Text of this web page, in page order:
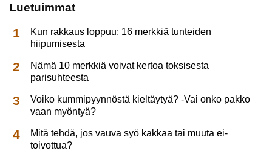
Luetuimmat
Kun rakkaus loppuu: 16 merkkiä tunteiden
hiipumisesta
Nämä 10 merkkiä voivat kertoa toksisesta
parisuhteesta
Voiko kummipyynnöstä kieltäytyä? -Vai onko pakko
vaan myöntyä?
Mitä tehdä, jos vauva syö kakkaa tai muuta ei-
toivottua?